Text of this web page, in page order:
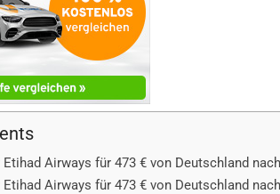
Airways für 473 € von Deutschland
Airways für 473 € von Deutschland